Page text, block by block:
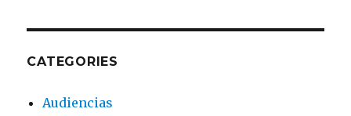
CATEGORIES
Audiencias